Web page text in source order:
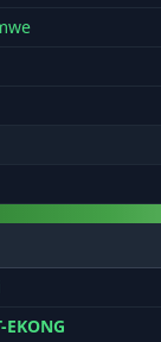
EKONG